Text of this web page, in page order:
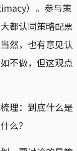
）。参与策
都认同策略配票
然，也有意见认
不做，但这观点
理：到底什么是
么？